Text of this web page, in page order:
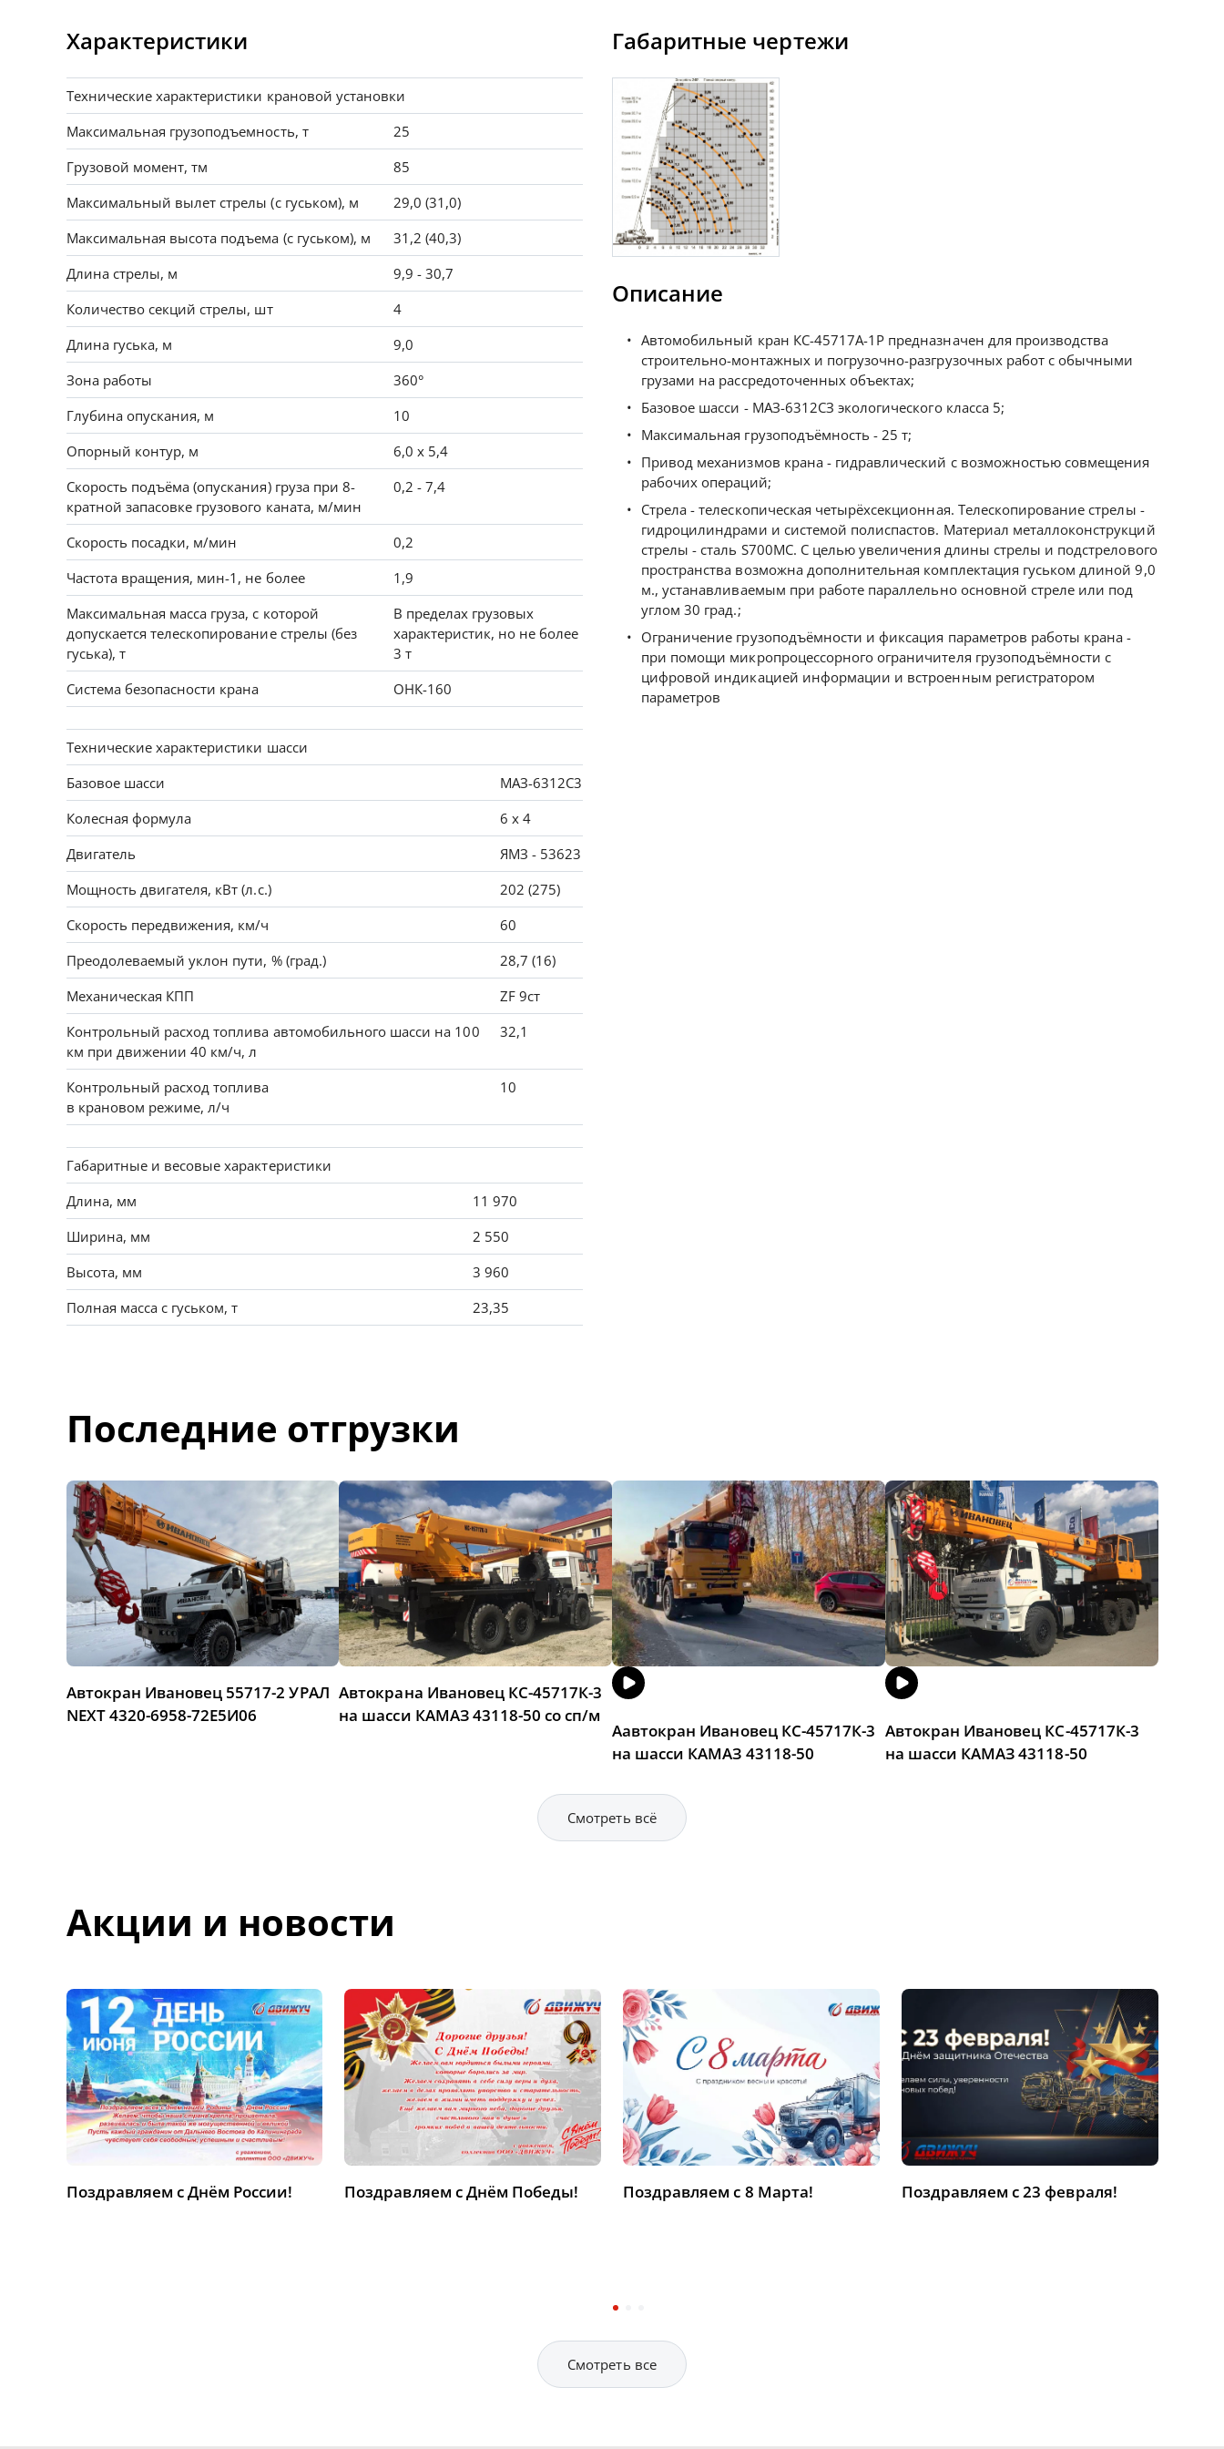
Характеристики
Технические характеристики крановой установки
Максимальная грузоподъемность, т
25
Грузовой момент, тм
85
Максимальный вылет стрелы (с гуськом), м
29,0 (31,0)
Максимальная высота подъема (с гуськом), м
31,2 (40,3)
Длина стрелы, м
9,9 - 30,7
Количество секций стрелы, шт
4
Длина гуська, м
9,0
Зона работы
360°
Глубина опускания, м
10
Опорный контур, м
6,0 х 5,4
Скорость подъёма (опускания) груза при 8-
кратной запасовке грузового каната, м/мин
0,2 - 7,4
Скорость посадки, м/мин
0,2
Частота вращения, мин-1, не более
1,9
Максимальная масса груза, с которой
допускается телескопирование стрелы (без
гуська), т
В пределах грузовых
характеристик, но не более
3 т
Система безопасности крана
ОНК-160
Технические характеристики шасси
Базовое шасси
МАЗ-6312C3
Колесная формула
6 x 4
Двигатель
ЯМЗ - 53623
Мощность двигателя, кВт (л.с.)
202 (275)
Скорость передвижения, км/ч
60
Преодолеваемый уклон пути, % (град.)
28,7 (16)
Механическая КПП
ZF 9ст
Контрольный расход топлива автомобильного шасси на 100
км при движении 40 км/ч, л
32,1
Контрольный расход топлива
в крановом режиме, л/ч
10
Габаритные и весовые характеристики
Длина, мм
11 970
Ширина, мм
2 550
Высота, мм
3 960
Полная масса с гуськом, т
23,35
Габаритные чертежи
Описание
Автомобильный кран КС-45717А-1Р предназначен для производства
строительно-монтажных и погрузочно-разгрузочных работ с обычными
грузами на рассредоточенных объектах;
Базовое шасси - МАЗ-6312СЗ экологического класса 5;
Максимальная грузоподъёмность - 25 т;
Привод механизмов крана - гидравлический с возможностью совмещения
рабочих операций;
Стрела - телескопическая четырёхсекционная. Телескопирование стрелы -
гидроцилиндрами и системой полиспастов. Материал металлоконструкций
стрелы - сталь S700MC. С целью увеличения длины стрелы и подстрелового
пространства возможна дополнительная комплектация гуськом длиной 9,0
м., устанавливаемым при работе параллельно основной стреле или под
углом 30 град.;
Ограничение грузоподъёмности и фиксация параметров работы крана -
при помощи микропроцессорного ограничителя грузоподъёмности с
цифровой индикацией информации и встроенным регистратором
параметров
Последние отгрузки
Автокран Ивановец 55717-2 УРАЛ
NEXT 4320-6958-72Е5И06
Автокрана Ивановец КС-45717К-3
на шасси КАМАЗ 43118-50 со сп/м
Аавтокран Ивановец КС-45717К-3
на шасси КАМАЗ 43118-50
Автокран Ивановец КС-45717К-3
на шасси КАМАЗ 43118-50
Смотреть всё
Акции и новости
Поздравляем с Днём России! Поздравляем с Днём Победы! Поздравляем с 8 Марта! Поздравляем с 23 февраля!
Смотреть все